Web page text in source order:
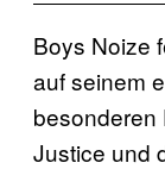
Boys Noize
auf seinem
besonderen
Justice und